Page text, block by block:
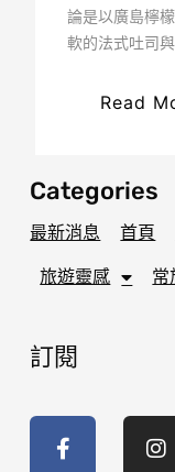
論是以廣島檸
軟的法式吐司
Read
Categories
最新消息 首頁
旅遊靈感 常
訂閱
c
s